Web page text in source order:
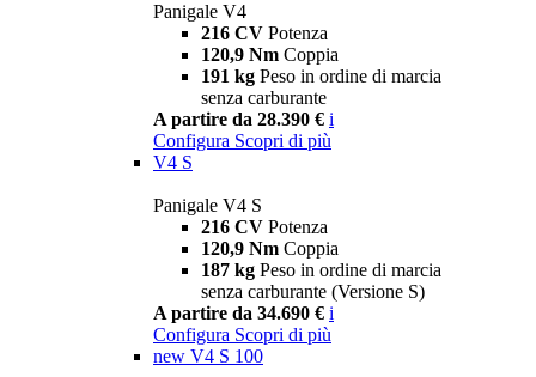
Panigale V4
216 CV Potenza
120,9 Nm Coppia
191 kg Peso in ordine di marcia
senza carburante
A partire da 28.390 € i
Configura Scopri di più
V4 S
Panigale V4 S
216 CV Potenza
120,9 Nm Coppia
187 kg Peso in ordine di marcia
senza carburante (Versione S)
A partire da 34.690 € i
Configura Scopri di più
new V4 S 100